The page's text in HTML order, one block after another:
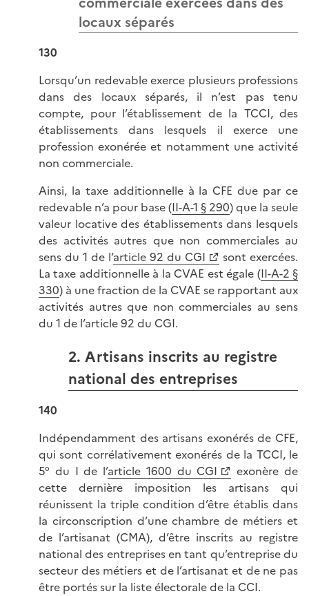
locaux séparés
130
Lorsqu’un redevable exerce plusieurs professions
dans des locaux séparés, il n’est pas tenu
compte, pour l’établissement de la TCCI, des
établissements dans lesquels il exerce une
profession exonérée et notamment une activité
non commerciale.
Ainsi, la taxe additionnelle à la CFE due par ce
redevable n’a pour base (II-A-1 § 290) que la seule
valeur locative des établissements dans lesquels
des activités autres que non commerciales au
sens du 1 de l’article 92 du CGI
sont exercées.
La taxe additionnelle à la CVAE est égale (II-A-2 §
330) à une fraction de la CVAE se rapportant aux
activités autres que non commerciales au sens
du 1 de l’article 92 du CGI.
2. Artisans inscrits au registre
national des entreprises
140
Indépendamment des artisans exonérés de CFE,
qui sont corrélativement exonérés de la TCCI, le
5° du I de l’article 1600 du CGI
exonère de
cette dernière imposition les artisans qui
réunissent la triple condition d’être établis dans
la circonscription d’une chambre de métiers et
de l’artisanat (CMA), d’être inscrits au registre
national des entreprises en tant qu’entreprise du
secteur des métiers et de l’artisanat et de ne pas
être portés sur la liste électorale de la CCI.